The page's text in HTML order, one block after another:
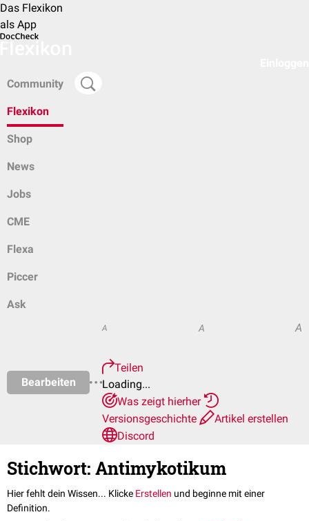
Das Flexikon
als App
Community
Flexikon
Shop
News
Jobs
CME
Flexa
Piccer
Ask
Bearbeiten
A A A
Teilen
Loading...
Was zeigt hierher
Versionsgeschichte
Artikel erstellen
Discord
Stichwort: Antimykotikum
Hier fehlt dein Wissen... Klicke Erstellen und beginne mit einer
Definition.